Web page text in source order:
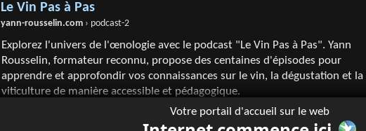
Le Vin Pas à Pas
yann-rousselin.com › podcast-2
Explorez l'univers de l'œnologie avec le podcast "Le Vin Pas à Pas". Yann
Rousselin, formateur reconnu, propose des centaines d'épisodes pour
apprendre et approfondir vos connaissances sur le vin, la dégustation et la
viticulture de manière accessible et pédagogique.
Votre portail d'accueil sur le web